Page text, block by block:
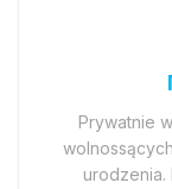
Prywatnie
urodzenia.